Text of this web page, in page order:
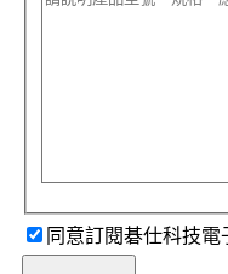
同意訂閱碁仕科技電